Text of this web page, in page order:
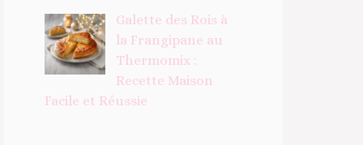
Galette des Rois à
la Frangipane au
Thermomix :
Recette Maison
Facile et Réussie